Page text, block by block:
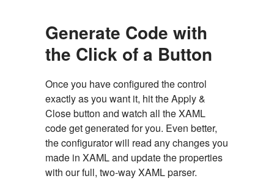
Generate Code with
the Click of a Button
Once you have configured the control
exactly as you want it, hit the Apply &
Close button and watch all the XAML
code get generated for you. Even better,
the configurator will read any changes you
made in XAML and update the properties
with our full, two-way XAML parser.